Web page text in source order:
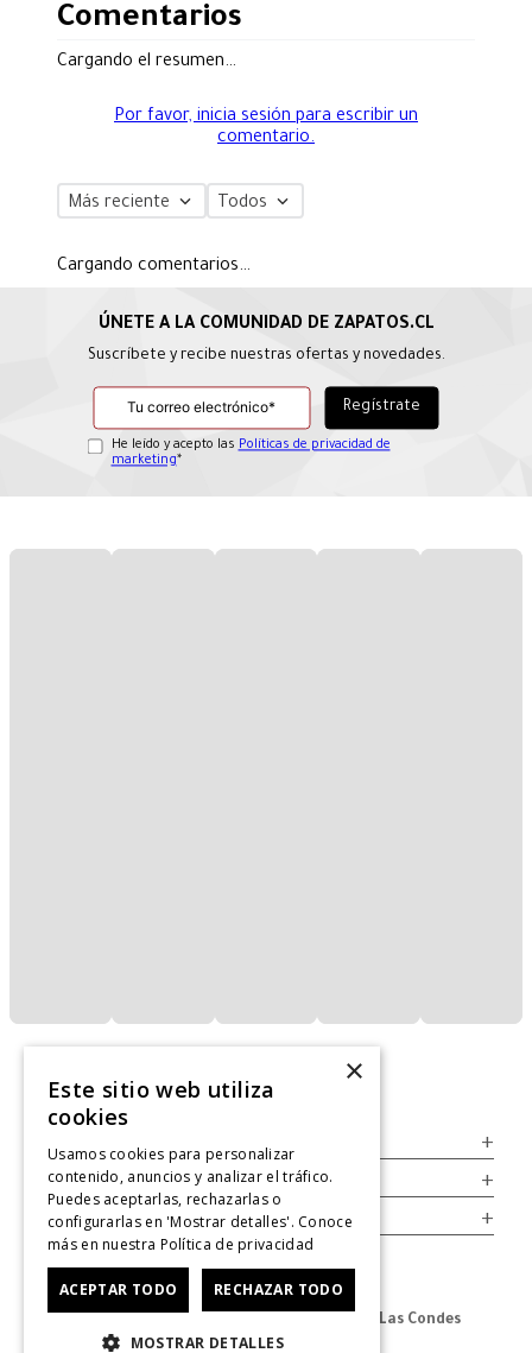
Comentarios
Cargando el resumen…
Por favor, inicia sesión para escribir un
comentario.
Más reciente Todos
Cargando comentarios…
Suscríbete y recibe nuestras ofertas y novedades.
He leído y acepto las Políticas de privacidad de
marketing*
+
Legal +
Cuenta +
Dirección Oficina: Av. Las Condes #11281 - Las Condes
Revisa nuestras tiendas
×
Este sitio web utiliza
cookies
Usamos cookies para personalizar
contenido, anuncios y analizar el tráfico.
Puedes aceptarlas, rechazarlas o
configurarlas en 'Mostrar detalles'. Conoce
más en nuestra Política de privacidad
ACEPTAR TODO RECHAZAR TODO
MOSTRAR DETALLES